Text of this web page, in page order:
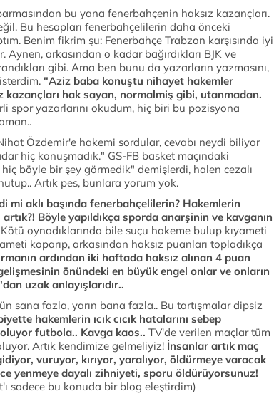
bu yana fenerbahçenin haksız kazançları.
Bu hesapları fenerbahçelilerin daha önceki
Benim fikrim şu: Fenerbahçe Trabzon karşısında iyi
Aynen, arkasından o kadar bağırdıkları BJK ve
gibi. Ama ben bunu da yazarların yazmasını,
"Aziz baba konuştu nihayet hakemler
kazançları hak sayan, normalmiş gibi, utanmadan.
spor yazarlarını okudum, hiç biri bu pozisyona
Özdemir'e hakemi sordular, cevabı neydi biliyor
hiç konuşmadık." GS-FB basket maçındaki
böyle bir şey görmedik" demişlerdi, halen cezalı
Artık pes, bunlara yorum yok.
mi aklı başında fenerbahçelilerin? Hakemlerin
Böyle yapıldıkça sporda anarşinin ve kavganın
Kötü oynadıklarında bile suçu hakeme bulup kıyameti
koparıp, arkasından haksız puanları topladıkça
ardından iki haftada haksız alınan 4 puan
önündeki en büyük engel onlar ve onların
uzak anlayışlarıdır..
sana fazla, yarın bana fazla.. Bu tartışmalar dipsiz
hakemlerin ıcık cıcık hatalarını sebep
futbola.. Kavga kaos.. TV'de verilen maçlar tüm
Artık kendimize gelmeliyiz! İnsanlar artık maç
vuruyor, kırıyor, yaralıyor, öldürmeye varacak
yenmeye dayalı zihniyeti, sporu öldürüyorsunuz!
sadece bu konuda bir blog eleştirdim)